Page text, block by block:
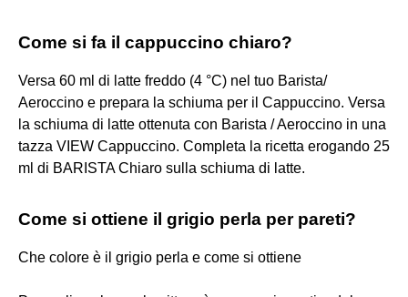
Come si fa il cappuccino chiaro?
Versa 60 ml di latte freddo (4 °C) nel tuo Barista/
Aeroccino e prepara la schiuma per il Cappuccino. Versa
la schiuma di latte ottenuta con Barista / Aeroccino in una
tazza VIEW Cappuccino. Completa la ricetta erogando 25
ml di BARISTA Chiaro sulla schiuma di latte.
Come si ottiene il grigio perla per pareti?
Che colore è il grigio perla e come si ottiene